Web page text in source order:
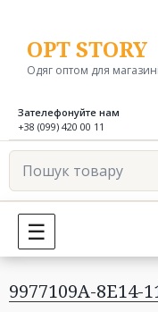
вмістуOPT STORY
Одяг оптом для
Зателефонуйте нам
+38 (099) 420 00 11
Пошук
товару
9977109A-8E14-